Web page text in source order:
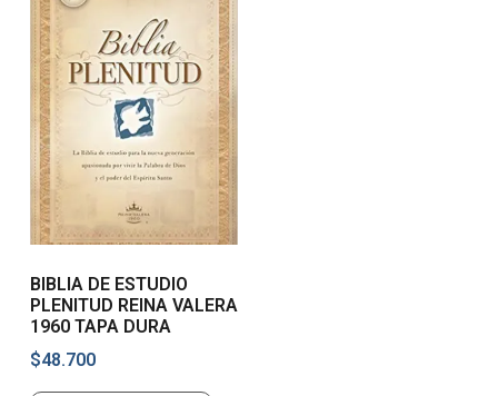
BIBLIA DE ESTUDIO
PLENITUD REINA VALERA
1960 TAPA DURA
$48.700